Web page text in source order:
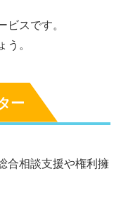
スです。
。
ー
合相談支援や権利擁